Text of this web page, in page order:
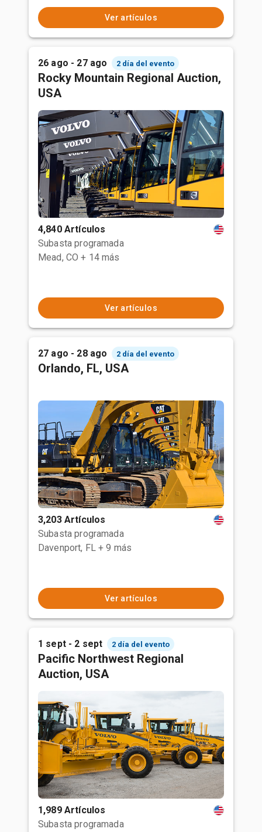
Ver artículos
26 ago - 27 ago 2 día del evento
Rocky Mountain Regional Auction,
USA
4,840 Artículos
Subasta programada
Mead, CO + 14 más
Ver artículos
27 ago - 28 ago 2 día del evento
Orlando, FL, USA
3,203 Artículos
Subasta programada
Davenport, FL + 9 más
Ver artículos
1 sept - 2 sept 2 día del evento
Pacific Northwest Regional
Auction, USA
1,989 Artículos
Subasta programada